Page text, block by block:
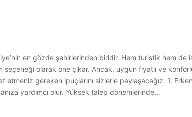
en gözde şehirlerinden biridir. Hem turistik hem de
olarak öne çıkar. Ancak, uygun fiyatlı ve
gereken ipuçlarını sizlerle paylaşacağız. 1.
yardımcı olur. Yüksek talep dönemlerinde…